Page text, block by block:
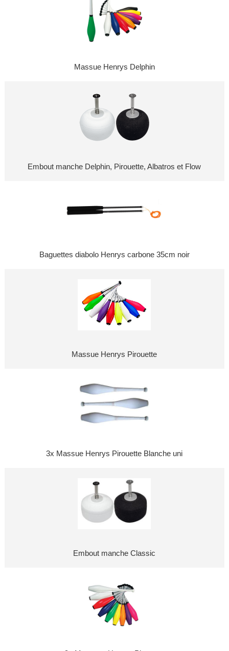
Massue Henrys Delphin
Embout manche Delphin, Pirouette, Albatros et Flow
Baguettes diabolo Henrys carbone 35cm noir
Massue Henrys Pirouette
3x Massue Henrys Pirouette Blanche uni
Embout manche Classic